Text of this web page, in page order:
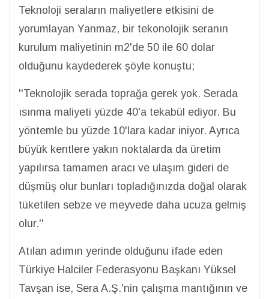
Teknoloji seraların maliyetlere etkisini de
yorumlayan Yanmaz, bir tekonolojik seranın
kurulum maliyetinin m2'de 50 ile 60 dolar
olduğunu kaydederek şöyle konuştu;
''Teknolojik serada toprağa gerek yok. Serada
ısınma maliyeti yüzde 40'a tekabül ediyor. Bu
yöntemle bu yüzde 10'lara kadar iniyor. Ayrıca
büyük kentlere yakın noktalarda da üretim
yapılırsa tamamen aracı ve ulaşım gideri de
düşmüş olur bunları topladığınızda doğal olarak
tüketilen sebze ve meyvede daha ucuza gelmiş
olur.''
Atılan adımın yerinde olduğunu ifade eden
Türkiye Halciler Federasyonu Başkanı Yüksel
Tavşan ise, Sera A.Ş.'nin çalışma mantığının ve